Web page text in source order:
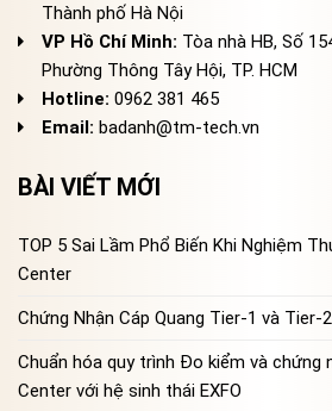
Thành phố Hà Nội
VP Hồ Chí Minh: Tòa nhà HB, Số
Phường Thông Tây Hội, TP. HCM
Hotline: 0962 381 465
Email: badanh@tm-tech.vn
BÀI VIẾT MỚI
TOP 5 Sai Lầm Phổ Biến Khi Nghiệm
Center
Chứng Nhận Cáp Quang Tier-1 và Tier-2
Chuẩn hóa quy trình Đo kiểm và chứng
Center với hệ sinh thái EXFO